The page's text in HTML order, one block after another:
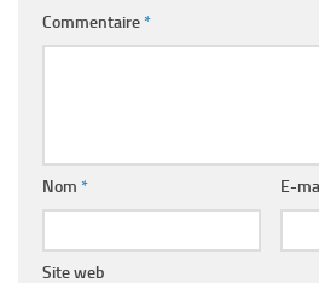
Commentaire*
Nom * E-
Site web